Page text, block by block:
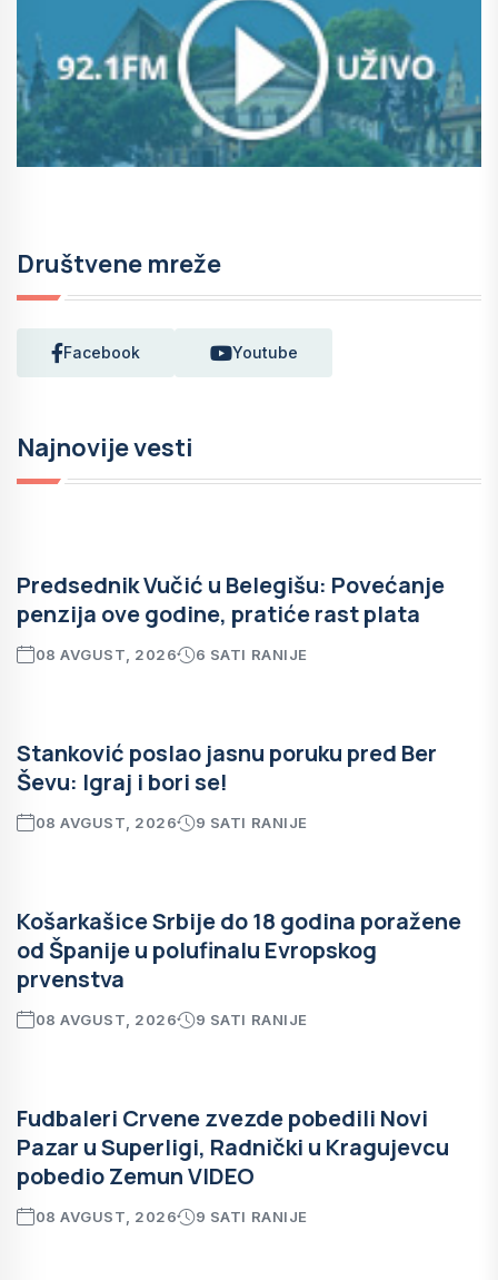
Društvene mreže
Facebook Youtube
Najnovije vesti
Predsednik Vučić u Belegišu: Povećanje
penzija ove godine, pratiće rast plata
08 AVGUST, 2026 6 SATI RANIJE
Stanković poslao jasnu poruku pred Ber
Ševu: Igraj i bori se!
08 AVGUST, 2026 9 SATI RANIJE
Košarkašice Srbije do 18 godina poražene
od Španije u polufinalu Evropskog
prvenstva
08 AVGUST, 2026 9 SATI RANIJE
Fudbaleri Crvene zvezde pobedili Novi
Pazar u Superligi, Radnički u Kragujevcu
pobedio Zemun VIDEO
08 AVGUST, 2026 9 SATI RANIJE